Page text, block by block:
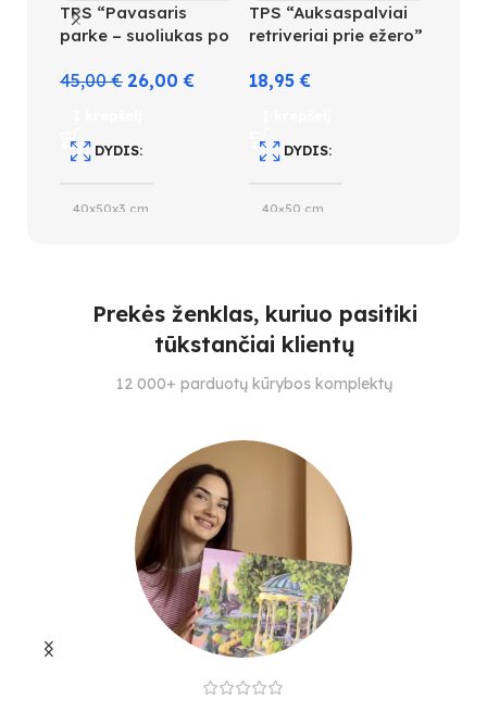
TPS “Pavasaris
parke – suoliukas po
45,00€ 26,00€
DYDIS
40x50x3 cm
SUDĖTINGUMO LYGIS
TPS “Auksaspalviai
retriveriai prie ežero”
18,95€
DYDIS
40×50 cm
28
SUDĖTINGUMO LYGIS
4
Prekės ženklas, kuriuo pasitiki
tūkstančiai klientų
12 000+ parduotų kūrybos komplektų